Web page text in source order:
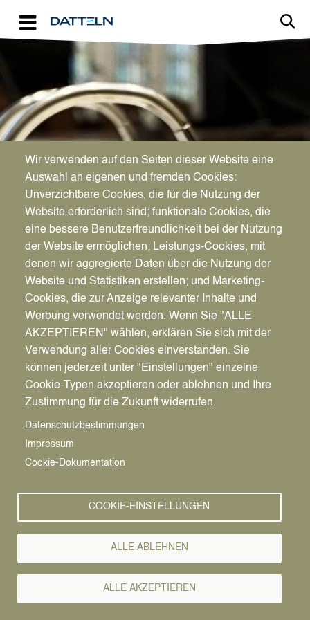
RATHAUS
Städtisches
Rechnungswesen
Pfadnavigation
Stadt | Rathaus | Familie Rathaus Finanzen & Steuern
Finanzen &
Steuern
Wir verwenden auf den Seiten dieser Website eine
Auswahl an eigenen und fremden Cookies:
Unverzichtbare Cookies, die für die Nutzung der
Website erforderlich sind; funktionale Cookies, die
eine bessere Benutzerfreundlichkeit bei der Nutzung
der Website ermöglichen; Leistungs-Cookies, mit
denen wir aggregierte Daten über die Nutzung der
Website und Statistiken erstellen; und Marketing-
Cookies, die zur Anzeige relevanter Inhalte und
Werbung verwendet werden. Wenn Sie "ALLE
AKZEPTIEREN" wählen, erklären Sie sich mit der
Verwendung aller Cookies einverstanden. Sie
können jederzeit unter "Einstellungen" einzelne
Cookie-Typen akzeptieren oder ablehnen und Ihre
Zustimmung für die Zukunft widerrufen.
Datenschutzbestimmungen
Impressum
Cookie-Dokumentation
COOKIE-EINSTELLUNGEN
ALLE ABLEHNEN
ALLE AKZEPTIEREN